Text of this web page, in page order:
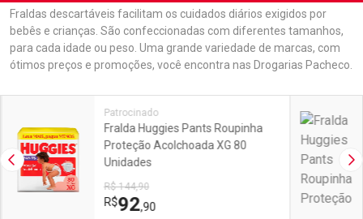
Ir direto para o carrinho
Ir direto para o menu
Fraldas descartáveis facilitam os cuidados diários exigidos por
bebês e crianças. São confeccionadas com diferentes tamanhos,
para cada idade ou peso. Uma grande variedade de marcas, com
ótimos preços e promoções, você encontra nas Drogarias Pacheco.
Linkagens Internas em Destaque
Promoções em Destaque
Imagem Anterior
Patrocinado
Fralda Huggies Pants Roupinha
Proteção Acolchoada XG 80
Unidades
R$ 144,90
R$92,90